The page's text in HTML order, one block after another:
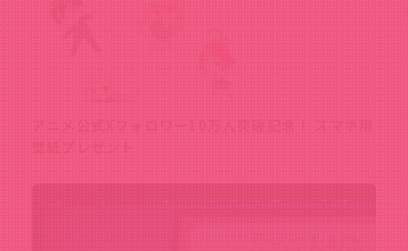
アニメ公式Xフォロワー10万人突破記念！ スマホ用
壁紙プレゼント